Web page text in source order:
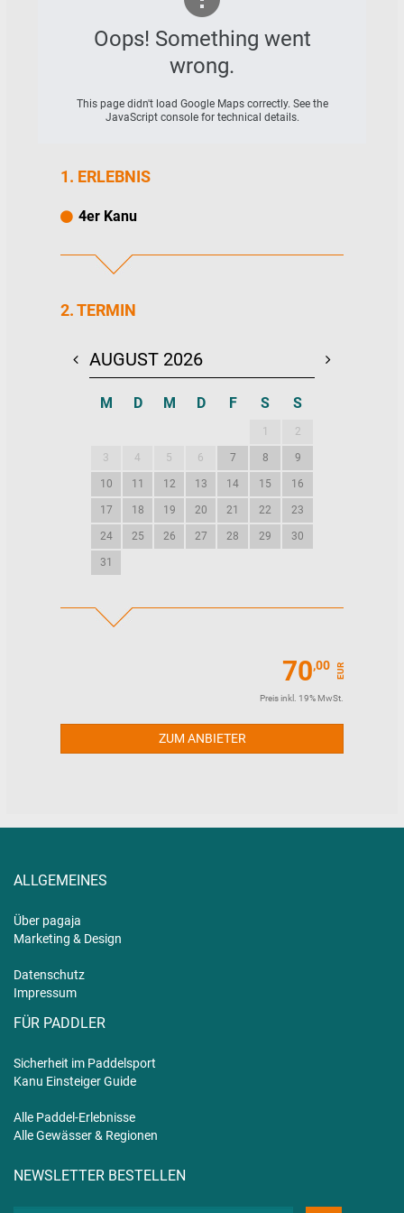
für Picknick- oder Badepausen.
Eine kostenlose Übersichtskarte erleichtert
Oops! Something went
wrong.
This page didn't load Google Maps correctly. See the
JavaScript console for technical details.
1. ERLEBNIS
4er Kanu
2. TERMIN
AUGUST 2026
M D M D F S S
1 2
3 4 5 6 7 8 9
10 11 12 13 14 15 16
17 18 19 20 21 22 23
24 25 26 27 28 29 30
31
70,00 EUR
Preis inkl. 19% MwSt.
ZUM ANBIETER
ALLGEMEINES
Über pagaja
Marketing & Design
Datenschutz
Impressum
FÜR PADDLER
Sicherheit im Paddelsport
Kanu Einsteiger Guide
Alle Paddel-Erlebnisse
Alle Gewässer & Regionen
NEWSLETTER BESTELLEN